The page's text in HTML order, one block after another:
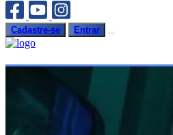
Cadastre-se Entrar